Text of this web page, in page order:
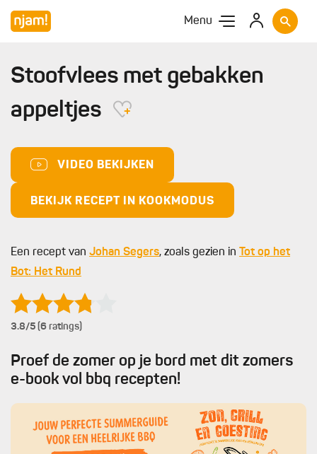
Menu
Stoofvlees met gebakken
appeltjes
VIDEO BEKIJKEN
BEKIJK RECEPT IN KOOKMODUS
Een recept van Johan Segers, zoals gezien in
Tot op het
Bot: Het Rund
3.8/5 (6 ratings)
Proef de zomer op je bord met dit zomers
e-book vol bbq recepten!